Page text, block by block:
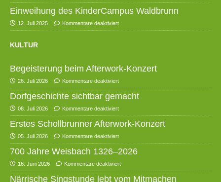
Einweihung des KinderCampus Waldbrunn
12. Juli 2025 Kommentare deaktiviert
KULTUR
Begeisterung beim Afterwork-Konzert
26. Juli 2026 Kommentare deaktiviert
Dorfgeschichte sichtbar gemacht
08. Juli 2026 Kommentare deaktiviert
Erstes Schollbrunner Afterwork-Konzert
05. Juli 2026 Kommentare deaktiviert
700 Jahre Weisbach 1326–2026
16. Juni 2026 Kommentare deaktiviert
Närrische Singstunde lebt vom Mitmachen